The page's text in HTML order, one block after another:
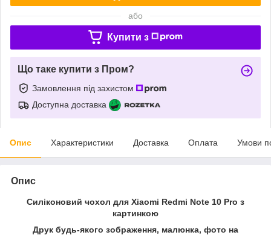
або
Купити з
Що таке купити з Пром?
Замовлення під захистом
Доступна доставка
Опис Характеристики Доставка Оплата Умови
Опис
Силіконовий чохол для Xiaomi Redmi Note 10 Pro з
картинкою
Друк будь-якого зображення, малюнка, фото на